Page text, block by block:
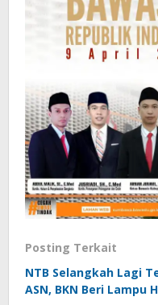
Posting Terkait
NTB Selangkah Lagi
ASN, BKN Beri Lampu